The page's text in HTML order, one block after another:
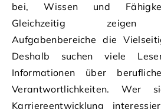
bei, Wissen und
Gleichzeitig zeigen
Aufgabenbereiche die
Deshalb suchen viele
Informationen über
Verantwortlichkeiten. Wer
Karriereentwicklung